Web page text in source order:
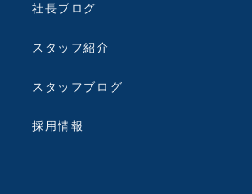
社長ブログ
スタッフ紹介
スタッフブログ
採用情報